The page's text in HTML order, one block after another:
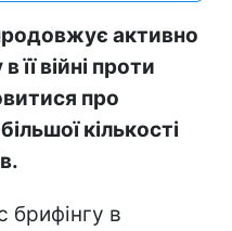
активно
її війні проти
про
кількості
брифінгу в